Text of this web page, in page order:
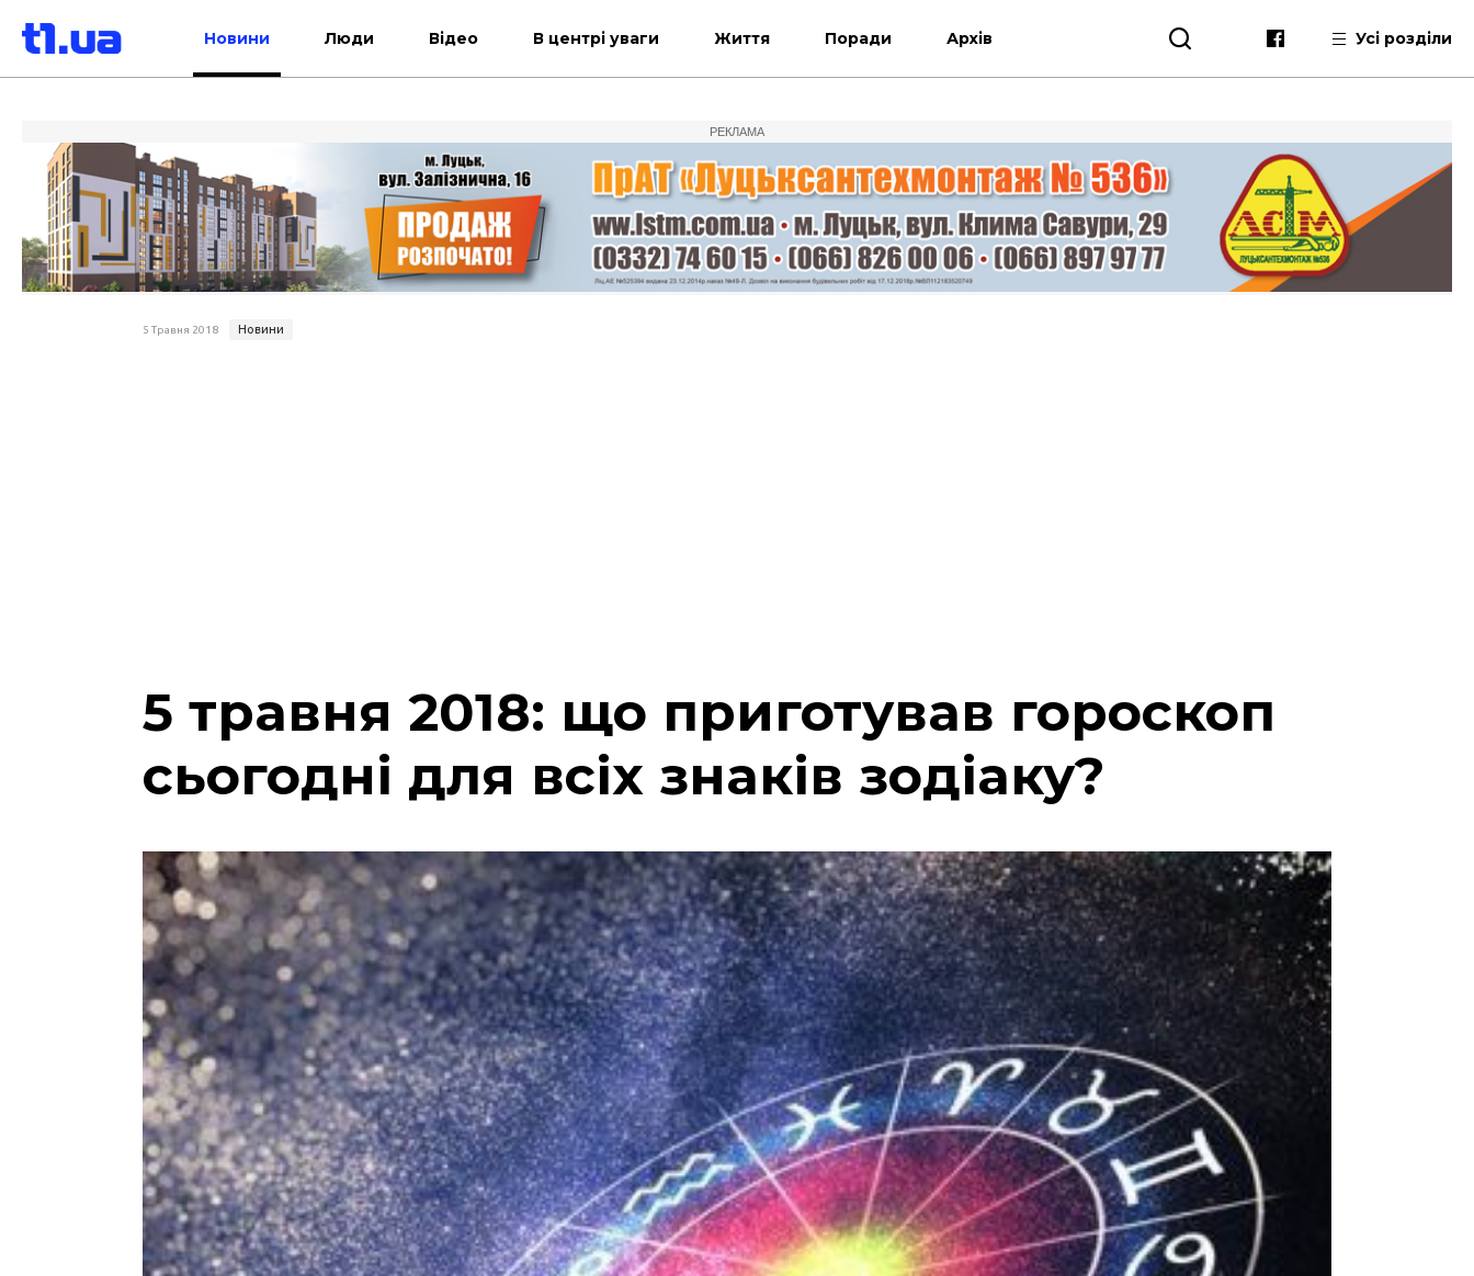
Новини Люди Відео В центрі уваги Життя Поради Архів Усі розділи
РЕКЛАМА
5 Травня 2018 Новини
5 травня 2018: що приготував гороскоп
сьогодні для всіх знаків зодіаку?